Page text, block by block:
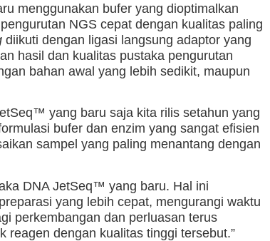
menggunakan bufer yang dioptimalkan
NGS cepat dengan kualitas paling
diikuti dengan ligasi langsung adaptor yang
hasil dan kualitas pustaka pengurutan
bahan awal yang lebih sedikit, maupun
yang baru saja kita rilis setahun yang
bufer dan enzim yang sangat efisien
sampel yang paling menantang dengan
DNA JetSeq™ yang baru. Hal ini
yang lebih cepat, mengurangi waktu
perkembangan dan perluasan terus
reagen dengan kualitas tinggi tersebut.”